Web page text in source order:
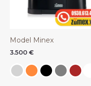
Model Minex
3.500 €